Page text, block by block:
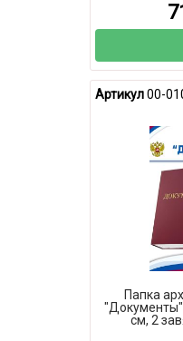
Артикул00-
Папка
см, 2